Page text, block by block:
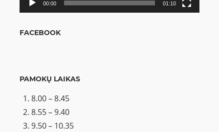
00:00 01:10
FACEBOOK
PAMOKŲ LAIKAS
8.00 – 8.45
8.55 – 9.40
9.50 – 10.35